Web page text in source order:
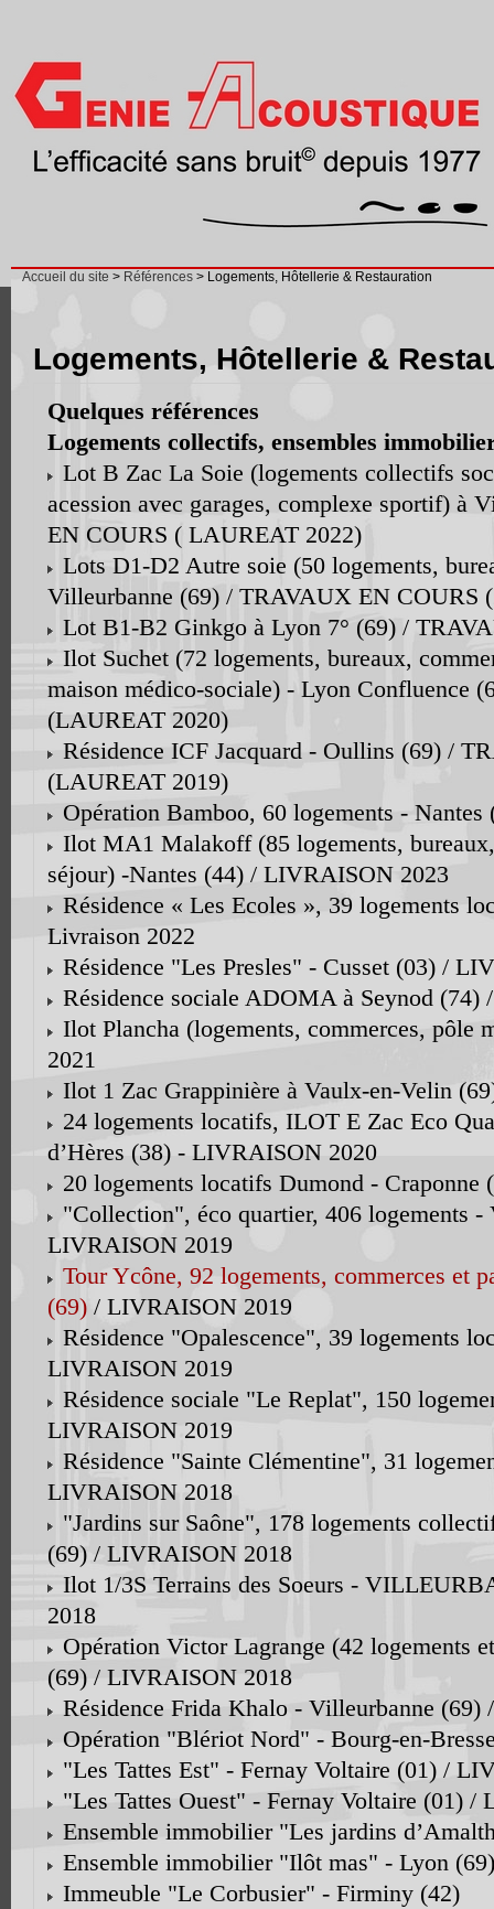
Accueil du site > Références > Logements, Hôtellerie & Restauration
Logements, Hôtellerie &
Quelques références
Logements collectifs, ensembles
Lot B Zac La Soie (logements collectifs
acession avec garages, complexe sportif) à
EN COURS ( LAUREAT 2022)
Lots D1-D2 Autre soie (50 logements,
Villeurbanne (69) / TRAVAUX EN COURS
Lot B1-B2 Ginkgo à Lyon 7° (69) /
Ilot Suchet (72 logements, bureaux,
maison médico-sociale) - Lyon Confluence
(LAUREAT 2020)
Résidence ICF Jacquard - Oullins (69) /
(LAUREAT 2019)
Opération Bamboo, 60 logements -
Ilot MA1 Malakoff (85 logements,
séjour) -Nantes (44) / LIVRAISON 2023
Résidence « Les Ecoles », 39 logements
Livraison 2022
Résidence "Les Presles" - Cusset (03) /
Résidence sociale ADOMA à Seynod
Ilot Plancha (logements, commerces,
2021
Ilot 1 Zac Grappinière à Vaulx-en-Velin
24 logements locatifs, ILOT E Zac Eco
d’Hères (38) - LIVRAISON 2020
20 logements locatifs Dumond -
"Collection", éco quartier, 406 logements -
LIVRAISON 2019
Tour Ycône, 92 logements, commerces et
(69)/ LIVRAISON 2019
Résidence "Opalescence", 39 logements
LIVRAISON 2019
Résidence sociale "Le Replat", 150
LIVRAISON 2019
Résidence "Sainte Clémentine", 31
LIVRAISON 2018
"Jardins sur Saône", 178 logements
(69) / LIVRAISON 2018
Ilot 1/3S Terrains des Soeurs -
2018
Opération Victor Lagrange (42 logements
(69) / LIVRAISON 2018
Résidence Frida Khalo - Villeurbanne
Opération "Blériot Nord" - Bourg-en-
"Les Tattes Est" - Fernay Voltaire (01) /
"Les Tattes Ouest" - Fernay Voltaire (01) /
Ensemble immobilier "Les jardins
Ensemble immobilier "Ilôt mas" - Lyon (69)
Immeuble "Le Corbusier" - Firminy (42)